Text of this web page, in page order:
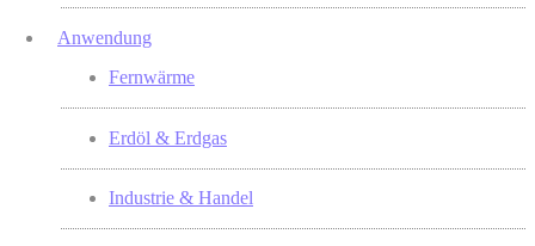
Anwendung
Fernwärme
Erdöl & Erdgas
Industrie & Handel